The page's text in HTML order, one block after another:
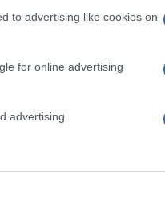
to advertising like cookies on
for online advertising
advertising.